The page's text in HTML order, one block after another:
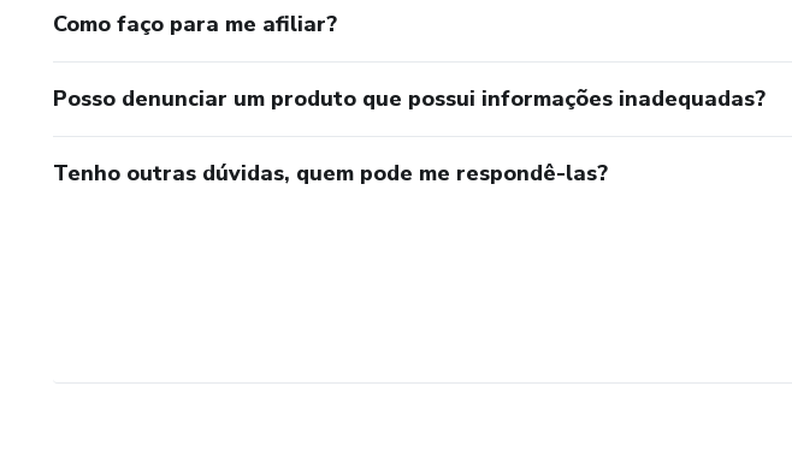
Como faço para me afiliar?
Posso denunciar um produto que possui informações inadequadas?
Tenho outras dúvidas, quem pode me respondê-las?